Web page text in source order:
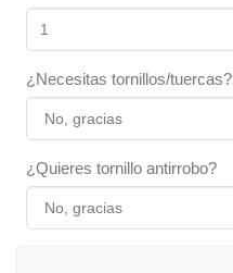
¿Necesitas tornillos/tuercas?
¿Quieres tornillo antirrobo?